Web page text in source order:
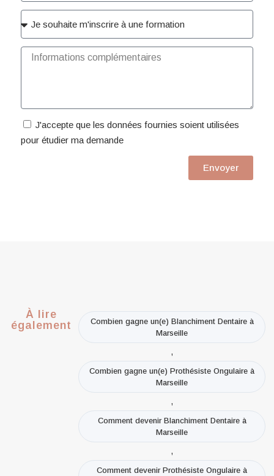
J'accepte que les données fournies soient utilisées
pour étudier ma demande
Envoyer
À lire
également
Combien gagne un(e) Blanchiment Dentaire à
Marseille
,
Combien gagne un(e) Prothésiste Ongulaire à
Marseille
,
Comment devenir Blanchiment Dentaire à
Marseille
,
Comment devenir Prothésiste Ongulaire à